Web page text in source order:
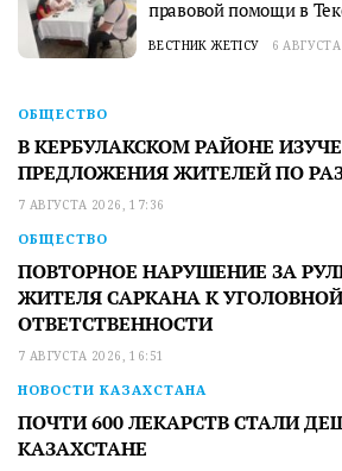
правовой помощи в
ВЕСТНИК ЖЕТІСУ 6
ОБЩЕСТВО
В КЕРБУЛАКСКОМ РАЙОНЕ
ПРЕДЛОЖЕНИЯ ЖИТЕЛЕЙ ПО
7 АВГУСТА 2026, 17:36
ОБЩЕСТВО
ПОВТОРНОЕ НАРУШЕНИЕ ЗА
ЖИТЕЛЯ САРКАНА К УГОЛОВНОЙ
ОТВЕТСТВЕННОСТИ
7 АВГУСТА 2026, 16:51
НОВОСТИ КАЗАХСТАНА
ПОЧТИ 600 ЛЕКАРСТВ СТАЛИ
КАЗАХСТАНЕ